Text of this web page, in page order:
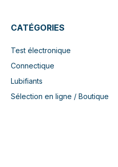
CATÉGORIES
Test électronique
Connectique
Lubifiants
Sélection en ligne / Boutique